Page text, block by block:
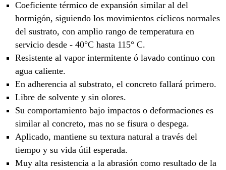
Coeficiente térmico de expansión similar al del
hormigón, siguiendo los movimientos cíclicos normales
del sustrato, con amplio rango de temperatura en
servicio desde - 40°C hasta 115° C.
Resistente al vapor intermitente ó lavado continuo con
agua caliente.
En adherencia al substrato, el concreto fallará primero.
Libre de solvente y sin olores.
Su comportamiento bajo impactos o deformaciones es
similar al concreto, mas no se fisura o despega.
Aplicado, mantiene su textura natural a través del
tiempo y su vida útil esperada.
Muy alta resistencia a la abrasión como resultado de la